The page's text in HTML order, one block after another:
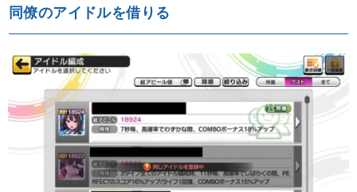
同僚のアイドルを借りる